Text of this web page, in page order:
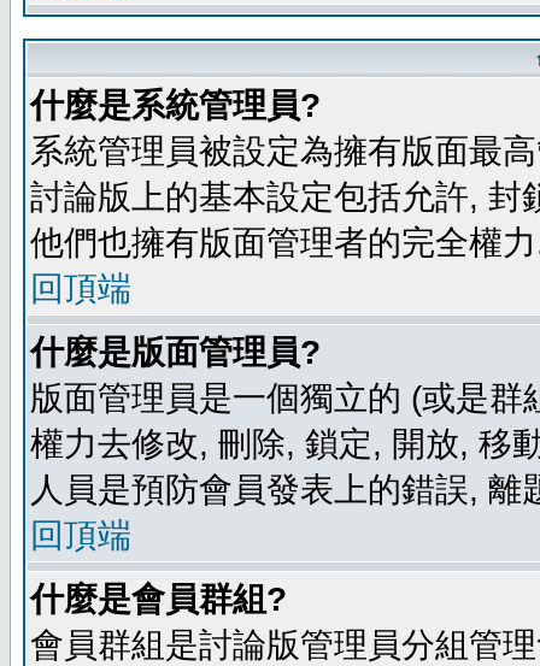
什麼是系統管理員?
系統管理員被設定為擁有版面最
討論版上的基本設定包括允許,
他們也擁有版面管理者的完全權
回頂端
什麼是版面管理員?
版面管理員是一個獨立的 (或是
權力去修改, 刪除, 鎖定, 開放, 移
人員是預防會員發表上的錯誤, 離
回頂端
什麼是會員群組?
會員群組是討論版管理員分組管